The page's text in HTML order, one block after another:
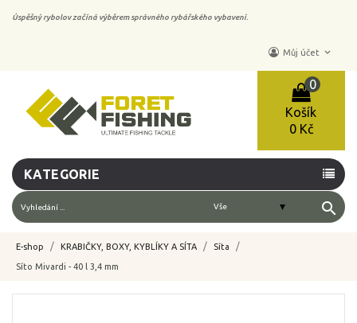
Úspěšný rybolov začíná výběrem správného rybářského vybavení.
Můj účet keyboard_arrow_down
Košík
0
0 Kč
KATEGORIE
search
E-shop KRABIČKY, BOXY, KYBLÍKY A SÍTA Síta
Síto Mivardi - 40 l 3,4 mm